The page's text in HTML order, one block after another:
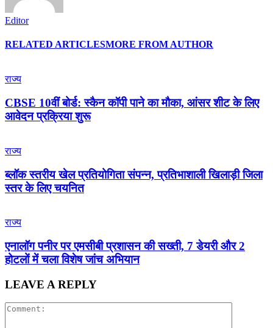
Editor
RELATED ARTICLESMORE FROM AUTHOR
राज्य
CBSE 10वीं बोर्ड: स्कैन कॉपी पाने का मौका, आंसर शीट के लिए
आवेदन प्रक्रिया शुरू
राज्य
ब्लॉक स्तरीय खेल प्रतियोगिता संपन्न, प्रतिभाशाली खिलाड़ी जिला
स्तर के लिए चयनित
राज्य
एनालॉग पनीर पर एमसीबी प्रशासन की सख्ती, 7 डेयरी और 2
होटलों में चला विशेष जांच अभियान
LEAVE A REPLY